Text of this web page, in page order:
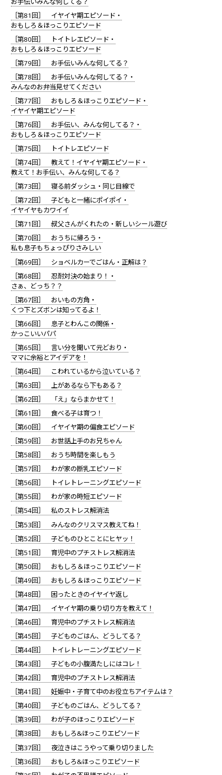
［第81回］ イヤイヤ期エピソード・
おもしろ＆ほっこりエピソード
［第80回］ トイトレエピソード・
おもしろ＆ほっこりエピソード
［第79回］ お手伝いみんな何してる？
［第78回］ お手伝いみんな何してる？・
みんなのお弁当見せてください
［第77回］ おもしろ＆ほっこりエピソード・
イヤイヤ期エピソード
［第76回］ お手伝い、みんな何してる？・
おもしろ＆ほっこりエピソード
［第75回］ トイトレエピソード
［第74回］ 教えて！イヤイヤ期エピソード・
教えて！お手伝い、みんな何してる？
［第73回］ 寝る前ダッシュ・同じ目線で
［第72回］ 子どもと一緒にポイポイ・
イヤイヤもカワイイ
［第71回］ 叔父さんがくれたの・新しいシール遊び
［第70回］ おうちに帰ろう・
私も息子もちょっぴりさみしい
［第69回］ ショベルカーでごはん・正解は？
［第68回］ 忍耐対決の始まり！・
さぁ、どっち？？
［第67回］ おいもの方角・
くつ下とズボンは知ってるよ！
［第66回］ 息子とわんこの関係・
かっこいいパパ
［第65回］ 言い分を聞いて元どおり・
ママに余裕とアイデアを！
［第64回］ こわれているから泣いている？
［第63回］ 上があるなら下もある？
［第62回］ 「え」ならまかせて！
［第61回］ 食べる子は育つ！
［第60回］ イヤイヤ期の偏食エピソード
［第59回］ お世話上手のお兄ちゃん
［第58回］ おうち時間を楽しもう
［第57回］ わが家の断乳エピソード
［第56回］ トイレトレーニングエピソード
［第55回］ わが家の時短エピソード
［第54回］ 私のストレス解消法
［第53回］ みんなのクリスマス教えてね！
［第52回］ 子どものひとことにヒヤッ！
［第51回］ 育児中のプチストレス解消法
［第50回］ おもしろ＆ほっこりエピソード
［第49回］ おもしろ＆ほっこりエピソード
［第48回］ 困ったときのイヤイヤ返し
［第47回］ イヤイヤ期の乗り切り方を教えて！
［第46回］ 育児中のプチストレス解消法
［第45回］ 子どものごはん、どうしてる？
［第44回］ トイレトレーニングエピソード
［第43回］ 子どもの小腹満たしにはコレ！
［第42回］ 育児中のプチストレス解消法
［第41回］ 妊娠中・子育て中のお役立ちアイテムは？
［第40回］ 子どものごはん、どうしてる？
［第39回］ わが子のほっこりエピソード
［第38回］ おもしろ&ほっこりエピソード
［第37回］ 夜泣きはこうやって乗り切りました
［第36回］ おもしろ&ほっこりエピソード